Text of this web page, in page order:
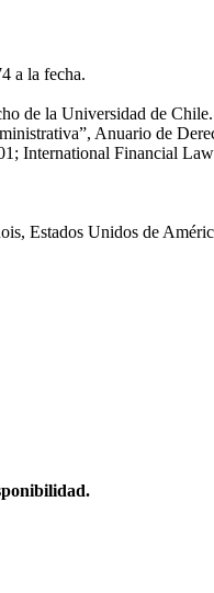
a la fecha.
de la Universidad de Chile.
Anuario de
International Financial
Estados Unidos de